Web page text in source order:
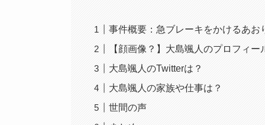
事件概要：急ブレーキをかけるあお
【顔画像？】大島颯人のプロフィー
大島颯人のTwitterは？
大島颯人の家族や仕事は？
世間の声